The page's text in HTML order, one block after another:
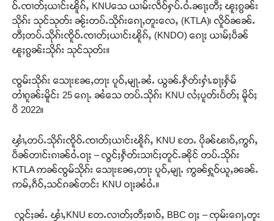
ဝ်ႉၸၢတ်ႈယၢင်းၽိူၵ်ႇ KNUသေ ယၢမ်းလဵဝ်ႁပ်ႉဝႆႉၼႃႈတီႈ ၽူႈၵွၼ်း
သိုၵ်း သုင်သုတ်း ၼႂ်းတပ်ႉသိုၵ်းၵေႃႇတူးလေႇ (KTLA)၊ လိူဝ်ၼၼ်ႉ
တီႈတပ်ႉသိုၵ်းၸိူဝ်ႉၸၢတ်ႈယၢင်းၽိူၵ်ႇ (KNDO) ၵေႃႈ ယၢမ်ႈပဵၼ်
ၽူႈၵွၼ်းသိုၵ်း သုင်သုတ်း။
ၸွမ်းသိုၵ်း သေႃးၼႄႇတႃး ပူဝ်ႇမျႃႉၼႆႉ ယွၼ်ႉႁဵတ်းႁၢႆႉၶႃႈႁႅမ်
တၢႆၵူၼ်းမိူင်း 25 ၵေႃႉ ၼႆသေ တပ်ႉသိုၵ်း KNU လႆႈပူတ်းပႅတ်ႈ မိူဝ်ႈ
ပီ 2022။
ၾၢႆႇတပ်ႉသိုၵ်းၸိူဝ်ႉၸၢတ်ႈယၢင်းၽိူၵ်ႇ KNU တႄႉ ပိုၼ်ၽၢဝ်ႇဢွၵ်ႇ
ပဵၼ်တၢင်းၵၢၼ်ဝႆႉဝႃႈ – လွင်ႈႁဵတ်းသၢင်ႈတူင်ႉၼိုင် တပ်ႉသိုၵ်း
KTLA ဢၼ်ၸွမ်သိုၵ်း သေႃးၼႄႇတႃး ပူဝ်ႇမျႃႉ ဢွၼ်ႁူဝ်ယူႇၼၼ်ႉ
ဢမ်ႇၵဵဝ်ႇသင်ၵၼ်တင်း KNU ဝႃႈၼႆဝႆႉ။
လွင်ႈၼႆႉ ၾၢႆႇKNU တႄႉလၢတ်ႈတီႈၶၢဝ်ႇ BBC ဝႃႈ – ၸုမ်းၵေႃႇတူး